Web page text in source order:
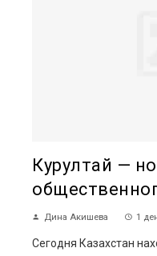
Курултай —
Дина Акишева 1
Сегодня Казахстан